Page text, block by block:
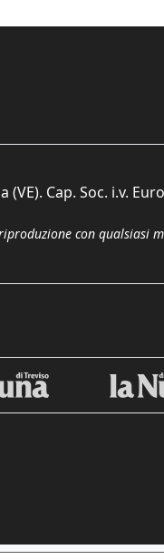
Cap. Soc. i.v.
con qualsiasi